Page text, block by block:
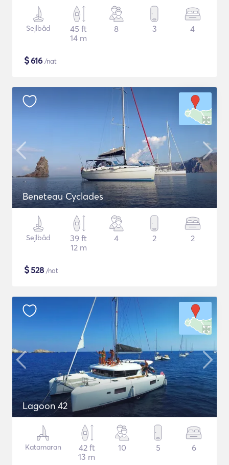
Sejlbåd
45 ft
14 m
8 3 4
$616 /nat
Beneteau Cyclades
Sejlbåd
39 ft
12 m
4 2 2
$528 /nat
Lagoon 42
Katamaran
42 ft
13 m
10 5 6